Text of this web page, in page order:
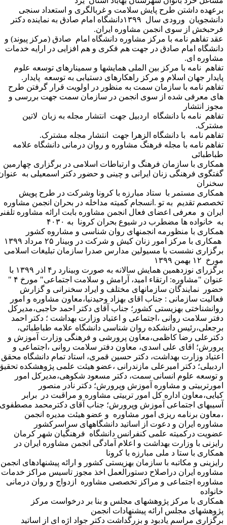
داشتن طرح پایش سلامت و غربالگری و استعداد سنجی
دانشجویان ورودی سال ۱۳۹۹دانشگاه امام صادق به نماینده دکتر
از سوی انجمن مشاوره ایران .
تفاهم نامه با مرکز مشاوره دانشگاه امام صادق (مرکز پیوند) و
امام صادق در جهت هم فکری و هم افزایی در ارایه خدمات
ای .
نامه با مرکز بین الملی همایشها و سمینارهای توسعه علوم
جهان اسلام و مرکز راهکارهای دستیابی به توسعه پایدار
نامه با سازمان سمت به منظور در اولویت قرار گرفتن طرح
معرفی شده از سوی انجمن در سازمان سمت جهت بررسی و
انتشار
نامه با دانشگاه اردبیل جهت انتشار مجله به زبان لاتین
.
نامه با دانشگاه الزهرا جهت انتشار مجله مشترک.
نامه با مجله فرهنگ مشاوره و روان درمانی دانشگاه علامه
با سازمان فرهنگ و ارتباطات اسلامی در برگزاری چهارمین
فرهنگی زنان ایرانی و چینی و حضور دکتر اسمعیلی به عنوان
مستمر با ستاد مبارزه با کرونا وشرکت در طرح پویش
تقدیم به تو .انسجام کمیته مداخله در بحران انجمن مشاوره
و معرفی اعضای فعال انجمن مشاوره بابت ارائه مشاوره تلفنی
خانواده ها مضطرب در شیوع بحران کرونا به ۴۰۳۰
با منظورمه انجمنهای روان شناسی و مشاروه کشور
همکاری با مرکز امور زنان کیش و شرکت در وبینار ۲۵ مرداد ۱۳۹۹
نشست با مسیولین مدارس صدرا سازمان تبلیغات اسلامی
۱۲ بهمن ۱۳۹۹
نوزدهمین همایش سالانه به صورت وبینارد ر۴ اذر ۱۳۹۹
با
عنوان "مشاوره: ارتقاء امید، آرامش و سلامت اجتماعی" مورخ ۴ "
نمایندگان سازمانهای مختلف و ایراد سخنرانی و گزارش
سازمانی : جناب اقای بهزاد وحیدنیا،معاون مشاوره و امور
بهزیستی کشور؛ جناب آقای دکتر احمد حاجبی،مدیرکل
سلامت روانی ،اجتماعی و اعتیاد وزارت بهداشت ؛ دکتر احمد
دانشکده روان شناسی دانشگاه علامه طباطبائی،
رضا کاظمی،معاون پرورشی و فرهنگی وزارت آموزش و
اقای علی اسدی، معاون دفتر سلامت روانی ،اجتماعی و
وزارت بهداشت، دکتر حسین قمری، استاد تمام دانشگاه محقق
دکتر امیرعلی مازندرانی ،عضو هیئت علمی پژوهشکده تحقیق
توسعه علوم انسانی سمت، دکتر مسعود شکوهی،مدیرکل امور
و مشاوره آموزش وپرورش؛ دکتر نادر منصور
اداره کل امور تربیتی مشاوره و مراقبت در برابر
اجتماعی آموزش وپرورش؛ جناب آقای دکترمحمد مصطفوی
برنامه ریزی امور مشاوره و عضو هیئت مدیره انجمن
ایران و دعوت از اساتید دانشگاههای سراسرکشور
درکمیته علمی کنفرانس دانشگاه فرهنگیان شهر کرمان
با وزارت بهداشت و اعلام آمادگی انجمن مشاوره ایران در
با ستا د ملی مبارزه با کرونا
و مکاتبه با سازمان بهزیستی کشور و ارائه پیشنهادهای انجمن
ایران دراصلاح دستورالعمل اخذ مجوز تاسیس مراکز خدمات
اجتماعی و مراکز تخصصی مشاوره ازدواج و روان درمانی
با مرکز پژوهشهای مجلس و بنا بر درخواست مرکز
مجلس ارائه پیشنهادات انجمن
مراسم یادبود و بزرگداشت دکتر جواد اژه ای از اساتید